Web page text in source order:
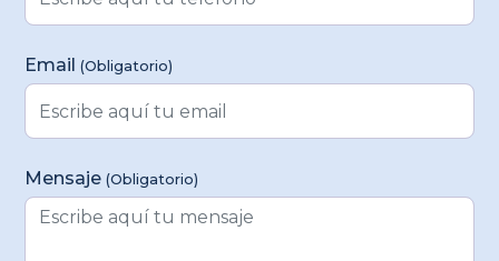
Email (Obligatorio)
Mensaje (Obligatorio)